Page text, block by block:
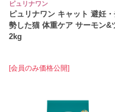
ピュリナワン
ピュリナワン キャット 避妊
勢した猫 体重ケア サーモン&
2kg
[会員のみ価格公開]